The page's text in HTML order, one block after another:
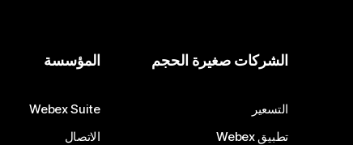
الشركات صغيرة الحجم
التسعير
تطبيق Webex
المؤسسة
Webex Suite
الاتصال